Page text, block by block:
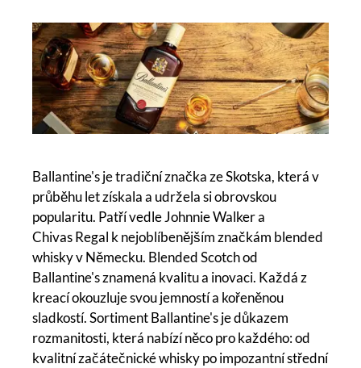
Ballantine's je tradiční značka ze Skotska, která v
průběhu let získala a udržela si obrovskou
popularitu. Patří vedle Johnnie Walker a
Chivas Regal k nejoblíbenějším značkám blended
whisky v Německu. Blended Scotch od
Ballantine's znamená kvalitu a inovaci. Každá z
kreací okouzluje svou jemností a kořeněnou
sladkostí. Sortiment Ballantine's je důkazem
rozmanitosti, která nabízí něco pro každého: od
kvalitní začátečnické whisky po impozantní střední